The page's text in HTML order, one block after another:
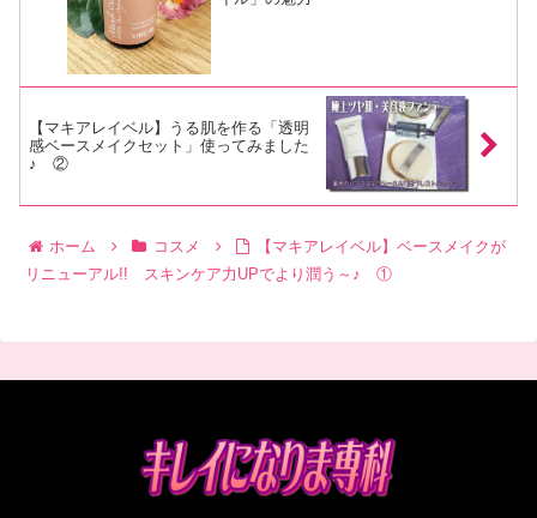
【マキアレイベル】うる肌を作る「透明
感ベースメイクセット」使ってみました
♪ ②
ホーム コスメ
【マキアレイベル】ベースメイクが
リニューアル!! スキンケア力UPでより潤う～♪ ①